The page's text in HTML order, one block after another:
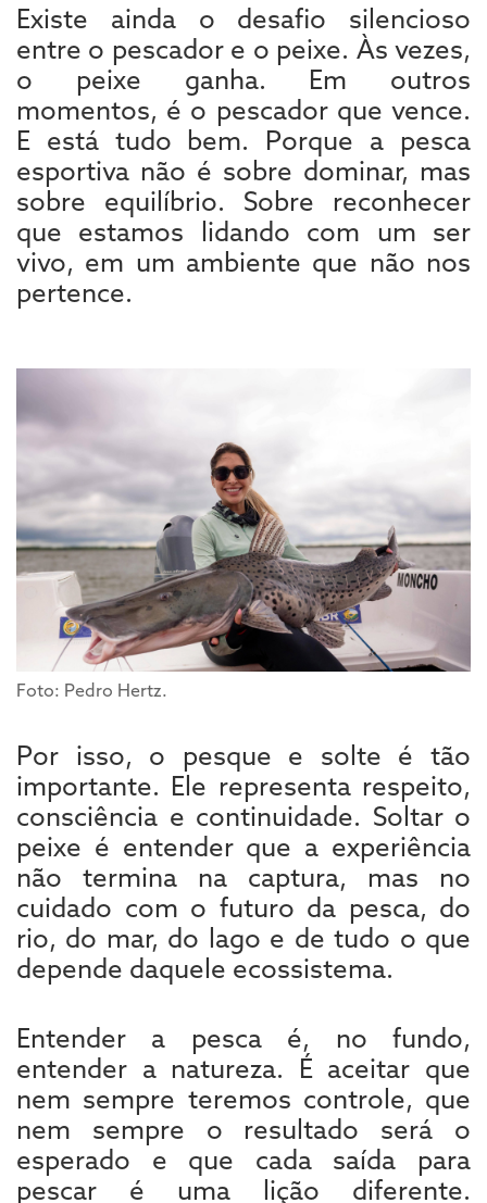
Existe ainda o desafio silencioso
entre o pescador e o peixe. Às vezes,
o peixe ganha. Em outros
momentos, é o pescador que vence.
E está tudo bem. Porque a pesca
esportiva não é sobre dominar, mas
sobre equilíbrio. Sobre reconhecer
que estamos lidando com um ser
vivo, em um ambiente que não nos
pertence.
Foto: Pedro Hertz.
Por isso, o pesque e solte é tão
importante. Ele representa respeito,
consciência e continuidade. Soltar o
peixe é entender que a experiência
não termina na captura, mas no
cuidado com o futuro da pesca, do
rio, do mar, do lago e de tudo o que
depende daquele ecossistema.
Entender a pesca é, no fundo,
entender a natureza. É aceitar que
nem sempre teremos controle, que
nem sempre o resultado será o
esperado e que cada saída para
pescar é uma lição diferente.